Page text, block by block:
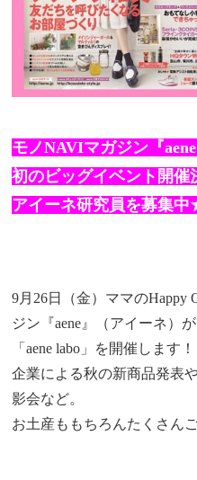
モノNAVIマガジン『aene
初のビッグイベント開催
アイーネ研究員を募集
9月26日（金）ママのHappy
ジン『aene』（アイーネ）
「aene labo」を開催します！
企業による秋の新商品発表
影会など。
お土産ももちろんたくさん